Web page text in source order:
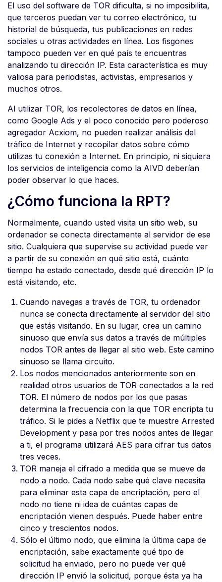
El uso del software de TOR dificulta, si no imposibilita,
que terceros puedan ver tu correo electrónico, tu
historial de búsqueda, tus publicaciones en redes
sociales u otras actividades en línea. Los fisgones
tampoco pueden ver en qué país te encuentras
analizando tu dirección IP. Esta característica es muy
valiosa para periodistas, activistas, empresarios y
muchos otros.
Al utilizar TOR, los recolectores de datos en línea,
como Google Ads y el poco conocido pero poderoso
agregador Acxiom, no pueden realizar análisis del
tráfico de Internet y recopilar datos sobre cómo
utilizas tu conexión a Internet. En principio, ni siquiera
los servicios de inteligencia como la AIVD deberían
poder observar lo que haces.
¿Cómo funciona la RPT?
Normalmente, cuando usted visita un sitio web, su
ordenador se conecta directamente al servidor de ese
sitio. Cualquiera que supervise su actividad puede ver
a partir de su conexión en qué sitio está, cuánto
tiempo ha estado conectado, desde qué dirección IP lo
está visitando, etc.
Cuando navegas a través de TOR, tu ordenador
nunca se conecta directamente al servidor del sitio
que estás visitando. En su lugar, crea un camino
sinuoso que envía sus datos a través de múltiples
nodos TOR antes de llegar al sitio web. Este camino
sinuoso se llama circuito.
Los nodos mencionados anteriormente son en
realidad otros usuarios de TOR conectados a la red
TOR. El número de nodos por los que pasas
determina la frecuencia con la que TOR encripta tu
tráfico. Si le pides a Netflix que te muestre Arrested
Development y pasa por tres nodos antes de llegar
a ti, el programa utilizará AES para cifrar tus datos
tres veces.
TOR maneja el cifrado a medida que se mueve de
nodo a nodo. Cada nodo sabe qué clave necesita
para eliminar esta capa de encriptación, pero el
nodo no tiene ni idea de cuántas capas de
encriptación vienen después. Puede haber entre
cinco y trescientos nodos.
Sólo el último nodo, que elimina la última capa de
encriptación, sabe exactamente qué tipo de
solicitud ha enviado, pero no puede ver qué
dirección IP envió la solicitud, porque ésta ya ha